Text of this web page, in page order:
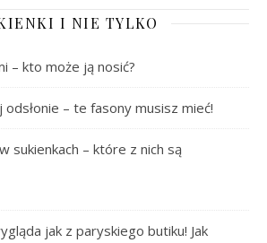
I NIE TYLKO
– kto może ją nosić?
– te fasony musisz mieć!
sukienkach – które z nich są
jak z paryskiego butiku! Jak